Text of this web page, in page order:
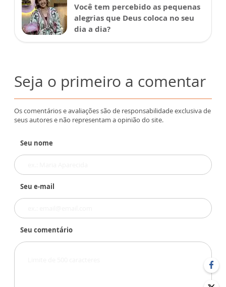
Você tem percebido as pequenas
alegrias que Deus coloca no seu
dia a dia?
Seja o primeiro a comentar
Os comentários e avaliações são de responsabilidade exclusiva de
seus autores e não representam a opinião do site.
Seu nome
Seu e-mail
Seu comentário